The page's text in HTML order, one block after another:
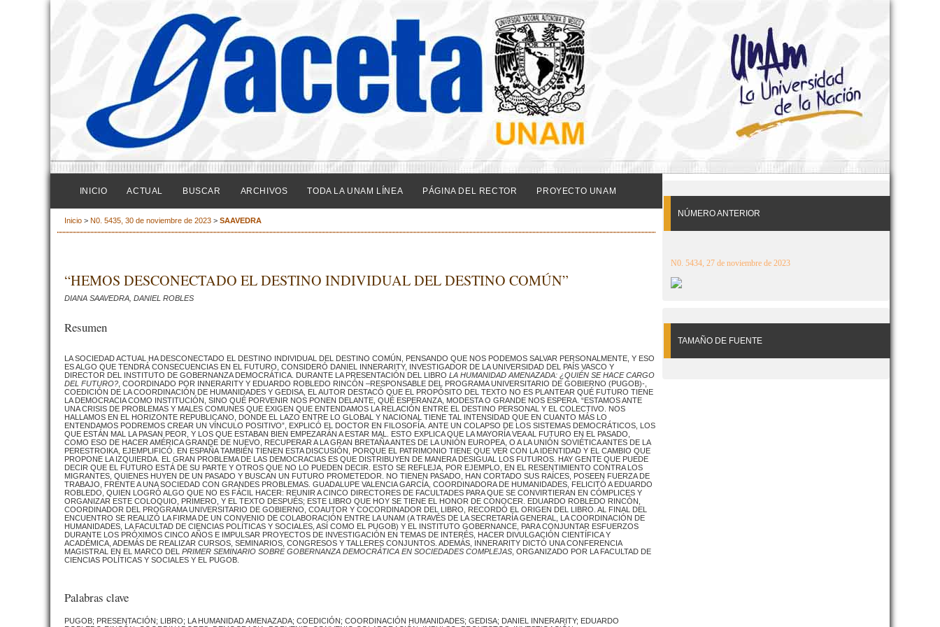
NÚMERO ANTERIOR
N0. 5434, 27 de noviembre de 2023
TAMAÑO DE FUENTE
INICIO ACTUAL BUSCAR ARCHIVOS TODA LA UNAM LÍNEA PÁGINA DEL RECTOR PROYECTO UNAM
Inicio > N0. 5435, 30 de noviembre de 2023 > SAAVEDRA
“HEMOS DESCONECTADO EL DESTINO INDIVIDUAL DEL DESTINO COMÚN”
DIANA SAAVEDRA, DANIEL ROBLES
Resumen
LA SOCIEDAD ACTUAL HA DESCONECTADO EL DESTINO INDIVIDUAL DEL DESTINO COMÚN, PENSANDO QUE NOS PODEMOS SALVAR PERSONALMENTE, Y ESO
ES ALGO QUE TENDRÁ CONSECUENCIAS EN EL FUTURO, CONSIDERÓ DANIEL INNERARITY, INVESTIGADOR DE LA UNIVERSIDAD DEL PAÍS VASCO Y
DIRECTOR DEL INSTITUTO DE GOBERNANZA DEMOCRÁTICA. DURANTE LA PRESENTACIÓN DEL LIBRO LA HUMANIDAD AMENAZADA: ¿QUIÉN SE HACE CARGO
DEL FUTURO?, COORDINADO POR INNERARITY Y EDUARDO ROBLEDO RINCÓN –RESPONSABLE DEL PROGRAMA UNIVERSITARIO DE GOBIERNO (PUGOB)-,
COEDICIÓN DE LA COORDINACIÓN DE HUMANIDADES Y GEDISA, EL AUTOR DESTACÓ QUE EL PROPÓSITO DEL TEXTO NO ES PLANTEAR QUÉ FUTURO TIENE
LA DEMOCRACIA COMO INSTITUCIÓN, SINO QUÉ PORVENIR NOS PONEN DELANTE, QUÉ ESPERANZA, MODESTA O GRANDE NOS ESPERA. “ESTAMOS ANTE
UNA CRISIS DE PROBLEMAS Y MALES COMUNES QUE EXIGEN QUE ENTENDAMOS LA RELACIÓN ENTRE EL DESTINO PERSONAL Y EL COLECTIVO. NOS
HALLAMOS EN EL HORIZONTE REPUBLICANO, DONDE EL LAZO ENTRE LO GLOBAL Y NACIONAL TIENE TAL INTENSIDAD QUE EN CUANTO MÁS LO
ENTENDAMOS PODREMOS CREAR UN VÍNCULO POSITIVO”, EXPLICÓ EL DOCTOR EN FILOSOFÍA. ANTE UN COLAPSO DE LOS SISTEMAS DEMOCRÁTICOS, LOS
QUE ESTÁN MAL LA PASAN PEOR, Y LOS QUE ESTABAN BIEN EMPEZARÁN A ESTAR MAL. ESTO EXPLICA QUE LA MAYORÍA VEA AL FUTURO EN EL PASADO,
COMO ESO DE HACER AMÉRICA GRANDE DE NUEVO, RECUPERAR A LA GRAN BRETAÑA ANTES DE LA UNIÓN EUROPEA, O A LA UNIÓN SOVIÉTICA ANTES DE LA
PERESTROIKA, EJEMPLIFICÓ. EN ESPAÑA TAMBIÉN TIENEN ESTA DISCUSIÓN, PORQUE EL PATRIMONIO TIENE QUE VER CON LA IDENTIDAD Y EL CAMBIO QUE
PROPONE LA IZQUIERDA. EL GRAN PROBLEMA DE LAS DEMOCRACIAS ES QUE DISTRIBUYEN DE MANERA DESIGUAL LOS FUTUROS. HAY GENTE QUE PUEDE
DECIR QUE EL FUTURO ESTÁ DE SU PARTE Y OTROS QUE NO LO PUEDEN DECIR. ESTO SE REFLEJA, POR EJEMPLO, EN EL RESENTIMIENTO CONTRA LOS
MIGRANTES, QUIENES HUYEN DE UN PASADO Y BUSCAN UN FUTURO PROMETEDOR. NO TIENEN PASADO, HAN CORTADO SUS RAÍCES, POSEEN FUERZA DE
TRABAJO, FRENTE A UNA SOCIEDAD CON GRANDES PROBLEMAS. GUADALUPE VALENCIA GARCÍA, COORDINADORA DE HUMANIDADES, FELICITÓ A EDUARDO
ROBLEDO, QUIEN LOGRÓ ALGO QUE NO ES FÁCIL HACER: REUNIR A CINCO DIRECTORES DE FACULTADES PARA QUE SE CONVIRTIERAN EN CÓMPLICES Y
ORGANIZAR ESTE COLOQUIO, PRIMERO, Y EL TEXTO DESPUÉS; ESTE LIBRO QUE HOY SE TIENE EL HONOR DE CONOCER. EDUARDO ROBLEDO RINCÓN,
COORDINADOR DEL PROGRAMA UNIVERSITARIO DE GOBIERNO, COAUTOR Y COCORDINADOR DEL LIBRO, RECORDÓ EL ORIGEN DEL LIBRO. AL FINAL DEL
ENCUENTRO SE REALIZÓ LA FIRMA DE UN CONVENIO DE COLABORACIÓN ENTRE LA UNAM (A TRAVÉS DE LA SECRETARÍA GENERAL, LA COORDINACIÓN DE
HUMANIDADES, LA FACULTAD DE CIENCIAS POLÍTICAS Y SOCIALES, ASÍ COMO EL PUGOB) Y EL INSTITUTO GOBERNANCE, PARA CONJUNTAR ESFUERZOS
DURANTE LOS PRÓXIMOS CINCO AÑOS E IMPULSAR PROYECTOS DE INVESTIGACIÓN EN TEMAS DE INTERÉS, HACER DIVULGACIÓN CIENTÍFICA Y
ACADÉMICA, ADEMÁS DE REALIZAR CURSOS, SEMINARIOS, CONGRESOS Y TALLERES CONJUNTOS. ADEMÁS, INNERARITY DICTÓ UNA CONFERENCIA
MAGISTRAL EN EL MARCO DEL PRIMER SEMINARIO SOBRE GOBERNANZA DEMOCRÁTICA EN SOCIEDADES COMPLEJAS, ORGANIZADO POR LA FACULTAD DE
CIENCIAS POLÍTICAS Y SOCIALES Y EL PUGOB.
Palabras clave
PUGOB; PRESENTACIÓN; LIBRO; LA HUMANIDAD AMENAZADA; COEDICIÓN; COORDINACIÓN HUMANIDADES; GEDISA; DANIEL INNERARITY; EDUARDO